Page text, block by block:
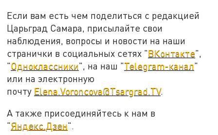
Если вам есть чем поделиться с редакцией
Царьград Самара, присылайте свои
наблюдения, вопросы и новости на наши
странички в социальных сетях "ВКонтакте",
"Одноклассники", на наш "Telegram-канал"
или на электронную
почту Elena.Voroncova@Tsargrad.TV.
А также присоединяйтесь к нам в
"Яндекс.Дзен".